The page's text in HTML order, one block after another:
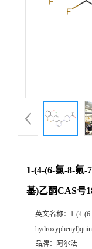
厅1-(4-(6-氯-8-氟-
基)乙酮CAS号
英文名称： 1-(4-
品牌：
阿尔法